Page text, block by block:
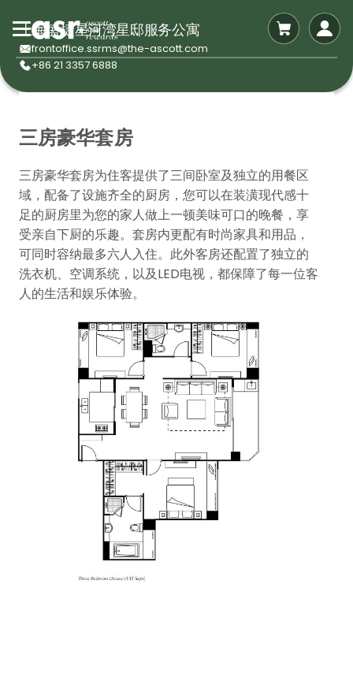
上海盛捷星河湾星邸服务公寓
frontoffice.ssrms@the-ascott.com
+86 21 3357 6888
三房豪华套房
三房豪华套房为住客提供了三间卧室及独立的用餐区
域，配备了设施齐全的厨房，您可以在装潢现代感十
足的厨房里为您的家人做上一顿美味可口的晚餐，享
受亲自下厨的乐趣。套房内更配有时尚家具和用品，
可同时容纳最多六人入住。此外客房还配置了独立的
洗衣机、空调系统，以及LED电视，都保障了每一位客
人的生活和娱乐体验。